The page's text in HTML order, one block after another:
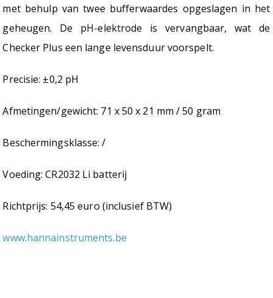
met behulp van twee bufferwaardes opgeslagen in het
geheugen. De pH-elektrode is vervangbaar, wat de
Checker Plus een lange levensduur voorspelt.
Precisie: ±0,2 pH
Afmetingen/gewicht: 71 x 50 x 21 mm / 50 gram
Beschermingsklasse: /
Voeding: CR2032 Li batterij
Richtprijs: 54,45 euro (inclusief BTW)
www.hannainstruments.be